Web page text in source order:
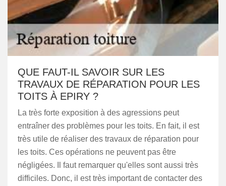
QUE FAUT-IL SAVOIR SUR LES
TRAVAUX DE RÉPARATION POUR LES
TOITS À EPIRY ?
La très forte exposition à des agressions peut
entraîner des problèmes pour les toits. En fait, il est
très utile de réaliser des travaux de réparation pour
les toits. Ces opérations ne peuvent pas être
négligées. Il faut remarquer qu'elles sont aussi très
difficiles. Donc, il est très important de contacter des